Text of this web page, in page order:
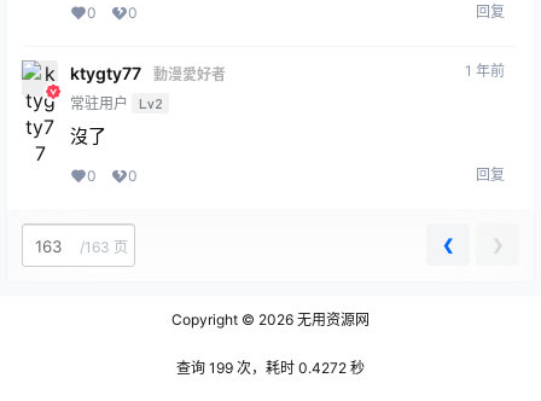
0 0 回复
ktygty77
動漫愛好者
常驻用户
Lv2
1 年前
沒了
0 0 回复
/163 页 ❮ ❯
Copyright © 2026 无用资源网
查询 199 次，耗时 0.4272 秒